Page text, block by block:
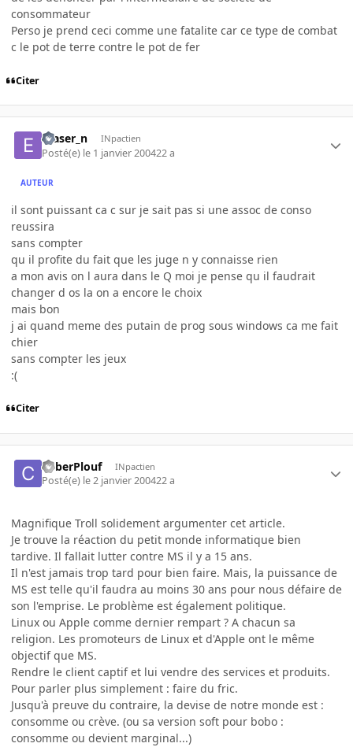
consommateur
Perso je prend ceci comme une fatalite car ce type de combat
c le pot de terre contre le pot de fer
Citer
eraser_n INpactien
Posté(e) le 1 janvier 200422 a
AUTEUR
il sont puissant ca c sur je sait pas si une assoc de conso
reussira
sans compter
qu il profite du fait que les juge n y connaisse rien
a mon avis on l aura dans le Q moi je pense qu il faudrait
changer d os la on a encore le choix
mais bon
j ai quand meme des putain de prog sous windows ca me fait
chier
sans compter les jeux
:(
Citer
CyberPlouf INpactien
Posté(e) le 2 janvier 200422 a
Magnifique Troll solidement argumenter cet article.
Je trouve la réaction du petit monde informatique bien
tardive. Il fallait lutter contre MS il y a 15 ans.
Il n'est jamais trop tard pour bien faire. Mais, la puissance de
MS est telle qu'il faudra au moins 30 ans pour nous défaire de
son l'emprise. Le problème est également politique.
Linux ou Apple comme dernier rempart ? A chacun sa
religion. Les promoteurs de Linux et d'Apple ont le même
objectif que MS.
Rendre le client captif et lui vendre des services et produits.
Pour parler plus simplement : faire du fric.
Jusqu'à preuve du contraire, la devise de notre monde est :
consomme ou crève. (ou sa version soft pour bobo :
consomme ou devient marginal...)